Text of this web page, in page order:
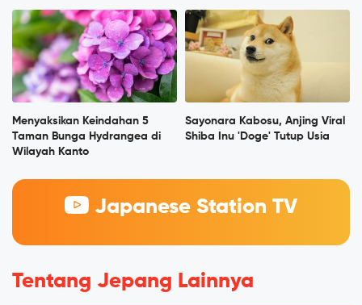
Menyaksikan Keindahan 5
Taman Bunga Hydrangea di
Wilayah Kanto
Sayonara Kabosu, Anjing Viral
Shiba Inu 'Doge' Tutup Usia
Japanese Station TV
Tentang Jepang Lainnya